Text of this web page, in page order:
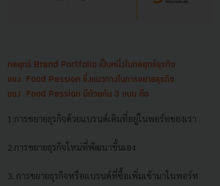
กลยุทธ์ Brand Portfolio เป็นหนึ่งในกลยุทธ์ธุรกิจ
ของ Food Passion ซึ่งแนวทางในการขยายธุรกิจ
ของ Food Passion มีด้วยกัน 3 แบบ คือ
1.การขยายธุรกิจด้วยแบรนด์เดิมที่อยู่ในพอร์ทของเรา
2.การขยายธุรกิจใหม่ที่พัฒนาขึ้นเอง
3. การขยายธุรกิจหรือแบรนด์ที่ซื้อเพิ่มเข้ามาในพอร์ท